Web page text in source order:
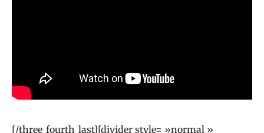
[/three_fourth_last][divider style= »normal »